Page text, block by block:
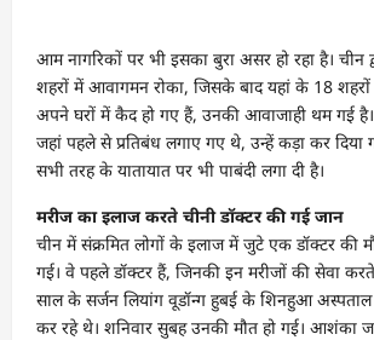
आम नागरिकों पर भी इसका बुरा असर हो रहा है। चीन
शहरों में आवागमन रोका, जिसके बाद यहां के 18
अपने घरों में कैद हो गए हैं, उनकी आवाजाही थम गई
जहां पहले से प्रतिबंध लगाए गए थे, उन्हें कड़ा कर दिया
सभी तरह के यातायात पर भी पाबंदी लगा दी है।
मरीज का इलाज करते चीनी डॉक्टर की गई जान
चीन में संक्रमित लोगों के इलाज में जुटे एक डॉक्टर की
गई। वे पहले डॉक्टर हैं, जिनकी इन मरीजों की सेवा
साल के सर्जन लियांग वूडॉन्ग हुबई के शिनहुआ
कर रहे थे। शनिवार सुबह उनकी मौत हो गई। आशंका